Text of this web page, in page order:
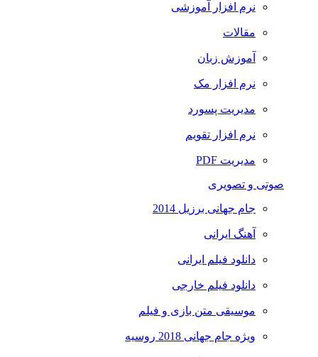
نرم افزار آموزشی
مقالات
آموزش زبان
نرم افزار مک
مدیریت پسورد
نرم افزار تقویم
مدیریت PDF
صوتی و تصویری
جام جهانی برزیل 2014
آهنگ ایرانی
دانلود فیلم ایرانی
دانلود فیلم خارجی
موسیقی متن بازی و فیلم
ویژه جام جهانی 2018 روسیه